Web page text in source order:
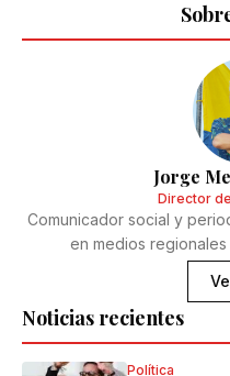
Noticias recientes
Política
Jorge
Director
Comunicador social y
en medios